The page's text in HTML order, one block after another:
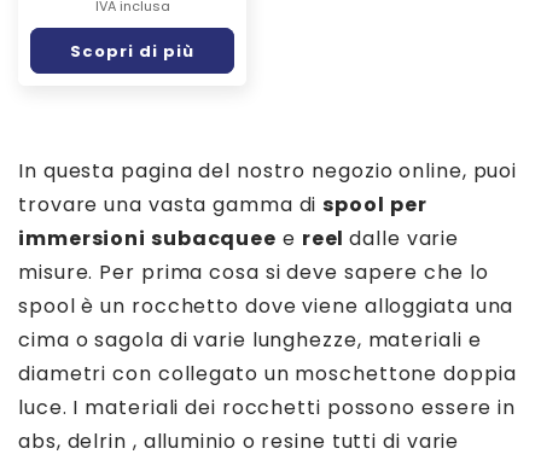
listino
scontato
IVA inclusa
Scopri di più
In questa pagina del nostro negozio online, puoi
trovare una vasta gamma dispool per
immersioni subacquee e reeldalle varie
misure. Per prima cosa si deve sapere che lo
spool è un rocchetto dove viene alloggiata una
cima o sagola di varie lunghezze, materiali e
diametri con collegato un moschettone doppia
luce. I materiali dei rocchetti possono essere in
abs, delrin , alluminio o resine tutti di varie